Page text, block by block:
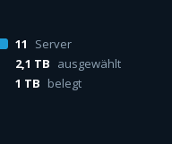
11
Server
2,1 TB ausgewählt
1 TB belegt